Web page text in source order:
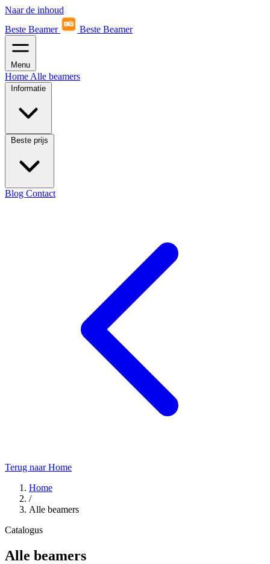
Naar de inhoud
Beste Beamer
Beste Beamer
Menu
Home Alle beamers
Informatie
Beste prijs
Blog Contact
Terug naar Home
Home
/
Alle beamers
Catalogus
Alle beamers